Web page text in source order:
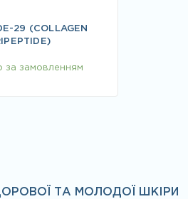
29 (COLLAGEN
за замовленням
ТА МОЛОДОЇ ШКІРИ